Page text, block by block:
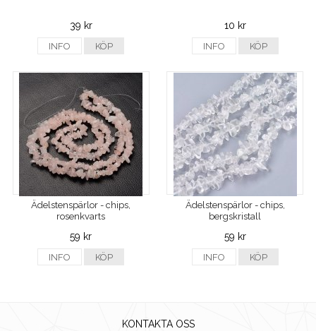
39 kr
INFO KÖP
10 kr
INFO KÖP
Ädelstenspärlor - chips,
rosenkvarts
59 kr
INFO KÖP
Ädelstenspärlor - chips,
bergskristall
59 kr
INFO KÖP
KONTAKTA OSS